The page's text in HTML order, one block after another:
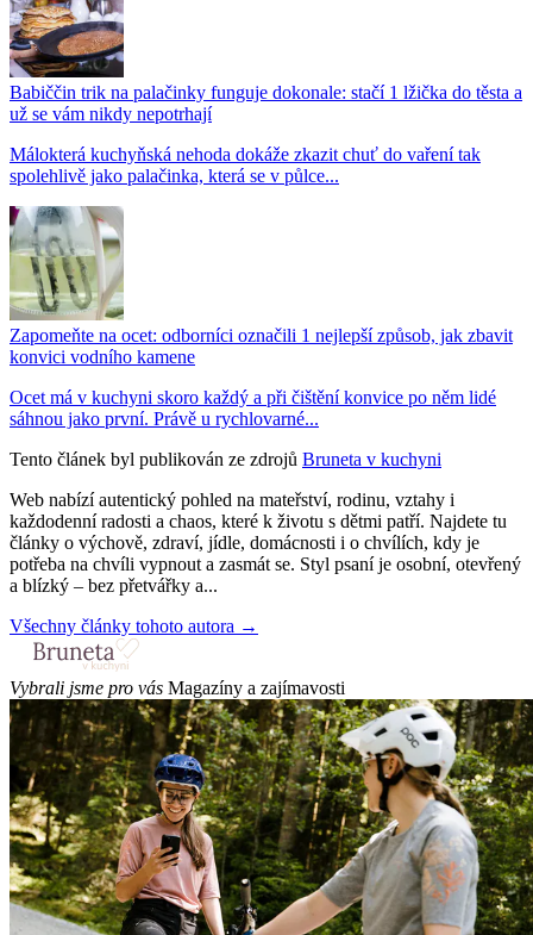
Babiččin trik na palačinky funguje dokonale: stačí 1 lžička do těsta a
už se vám nikdy nepotrhají
Málokterá kuchyňská nehoda dokáže zkazit chuť do vaření tak
spolehlivě jako palačinka, která se v půlce...
Zapomeňte na ocet: odborníci označili 1 nejlepší způsob, jak zbavit
konvici vodního kamene
Ocet má v kuchyni skoro každý a při čištění konvice po něm lidé
sáhnou jako první. Právě u rychlovarné...
Tento článek byl publikován ze zdrojů Bruneta v kuchyni
Web nabízí autentický pohled na mateřství, rodinu, vztahy i
každodenní radosti a chaos, které k životu s dětmi patří. Najdete tu
články o výchově, zdraví, jídle, domácnosti i o chvílích, kdy je
potřeba na chvíli vypnout a zasmát se. Styl psaní je osobní, otevřený
a blízký – bez přetvářky a...
Všechny články tohoto autora →
Vybrali jsme pro vás Magazíny a zajímavosti